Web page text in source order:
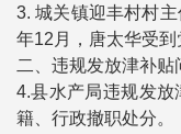
3. 城关镇迎丰村村
年12月，唐太华受到
二、违规发放津补贴
4.县水产局违规发放
籍、行政撤职处分。